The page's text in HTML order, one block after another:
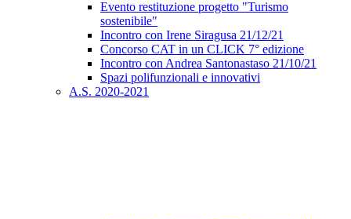
Evento restituzione progetto "Turismo
sostenibile"
Incontro con Irene Siragusa 21/12/21
Concorso CAT in un CLICK 7° edizione
Incontro con Andrea Santonastaso 21/10/21
Spazi polifunzionali e innovativi
A.S. 2020-2021